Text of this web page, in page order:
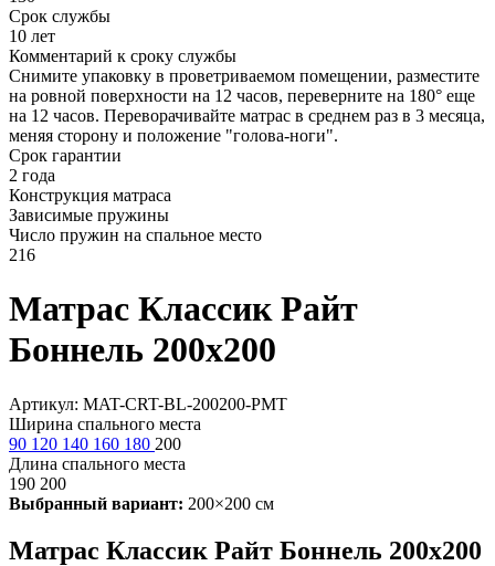
Срок службы
10 лет
Комментарий к сроку службы
Снимите упаковку в проветриваемом помещении, разместите
на ровной поверхности на 12 часов, переверните на 180° еще
на 12 часов. Переворачивайте матрас в среднем раз в 3 месяца,
меняя сторону и положение "голова-ноги".
Срок гарантии
2 года
Конструкция матраса
Зависимые пружины
Число пружин на спальное место
216
Матрас Классик Райт
Боннель 200х200
Артикул: MAT-CRT-BL-200200-PMT
Ширина спального места
90 120 140 160 180 200
Длина спального места
190 200
Выбранный вариант: 200×200 см
Матрас Классик Райт Боннель 200х200